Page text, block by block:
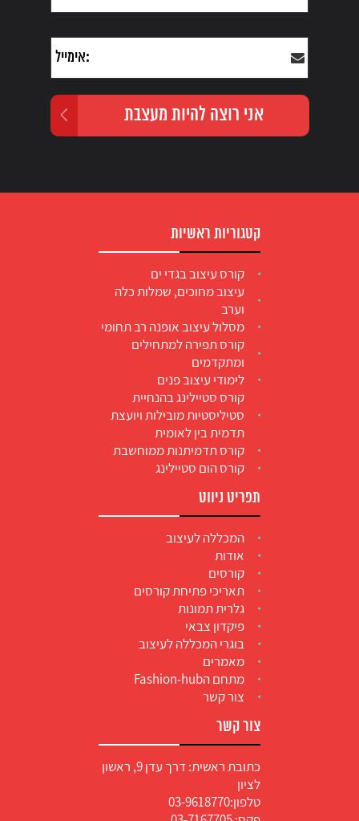
קטגוריות ראשיות
קורס עיצוב בגדי ים
עיצוב מחוכים, שמלות כלה
וערב
מסלול עיצוב אופנה רב תחומי
קורס תפירה למתחילים
ומתקדמים
לימודי עיצוב פנים
קורס סטיילינג בהנחיית
סטיליסטיות מובילות ויועצת
תדמית בין לאומית
קורס תדמיתנות ממוחשבת
קורס הום סטיילינג
תפריט ניווט
המכללה לעיצוב
אודות
קורסים
תאריכי פתיחת קורסים
גלרית תמונות
פיקדון צבאי
בוגרי המכללה לעיצוב
מאמרים
מתחם הFashion-hub
צור קשר
צור קשר
כתובת ראשית: דרך עדן 9, ראשון
לציון
טלפון:03-9618770